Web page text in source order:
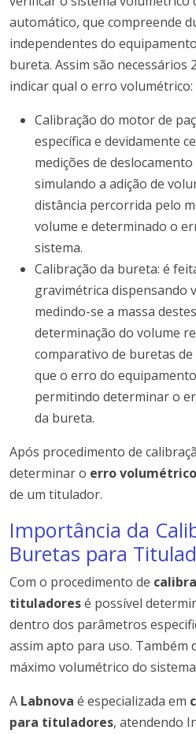
automático, que compreende
independentes do
bureta. Assim são necessários
indicar qual o erro volumétrico:
Calibração do motor de
específica e devidamente
medições de
simulando a adição de
distância percorrida pelo
volume e determinado o
sistema.
Calibração da bureta: é
gravimétrica dispensando
medindo-se a massa
determinação do volume
comparativo de buretas
que o erro do
permitindo determinar o
da bureta.
Após procedimento de
determinar o erro volumétrico
de um titulador.
Importância da
Buretas para
Com o procedimento de
tituladoresé possível
dentro dos parâmetros
assim apto para uso. Também
máximo volumétrico do
A Labnova é especializada em
para tituladores, atendendo